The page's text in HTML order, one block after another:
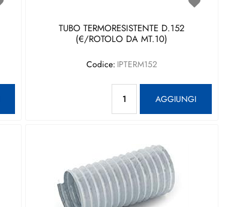
TUBO TERMORESISTENTE D.152
(€/ROTOLO DA MT.10)
Codice: IPTERM152
AGGIUNGI